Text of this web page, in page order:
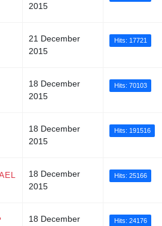
2015
21 December
2015
Hits: 17721
18 December
2015
Hits: 70103
18 December
2015
Hits: 191516
18 December
2015
Hits: 25166
18 December
Hits: 24176